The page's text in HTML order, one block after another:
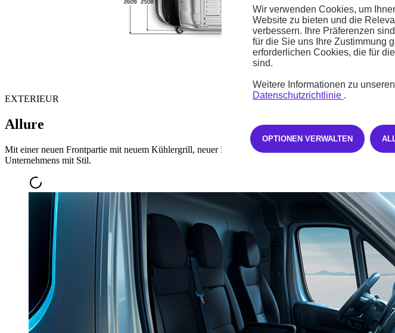
EXTERIEUR
Allure
Mit einer neuen Frontpartie mit neuem Kühlergrill, neuer Plakette und Lichtsignatur, Robustheit,
Unternehmens mit Stil.
Wir verwenden Cookies, um
Website zu bieten und die
verbessern. Ihre Präferenzen
für die Sie uns Ihre Zustimmung
erforderlichen Cookies, die für
sind.
Weitere Informationen zu
Datenschutzrichtlinie .
OPTIONEN VERWALTEN